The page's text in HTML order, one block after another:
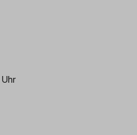
Uhr